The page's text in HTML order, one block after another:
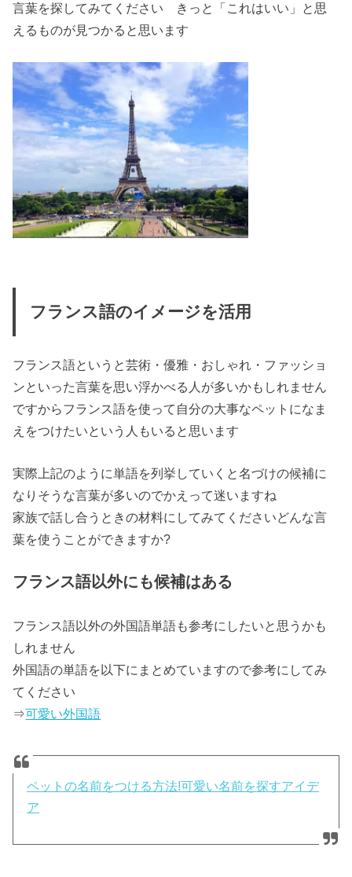
言葉を探してみてください きっと「これはいい」と思
えるものが見つかると思います
フランス語のイメージを活用
フランス語というと芸術・優雅・おしゃれ・ファッショ
ン といった言葉を思い浮かべる人が多いかもしれません
ですからフランス語を使って自分の大事なペットになま
えをつけたいという人もいると思います
実際上記のように単語を列挙していくと名づけの候補に
なりそうな言葉が多いのでかえって迷いますね
家族で話し合うときの材料にしてみてくださいどんな言
葉を使うことができますか?
フランス語以外にも候補はある
フランス語以外の外国語単語も参考にしたいと思うかも
しれません
外国語の単語を以下にまとめていますので参考にしてみ
てください
⇒可愛い外国語
ペットの名前をつける方法!可愛い名前を探すアイデ
ア